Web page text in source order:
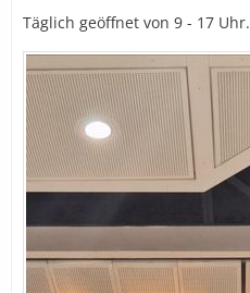
Täglich geöffnet von 9 - 17 Uhr.